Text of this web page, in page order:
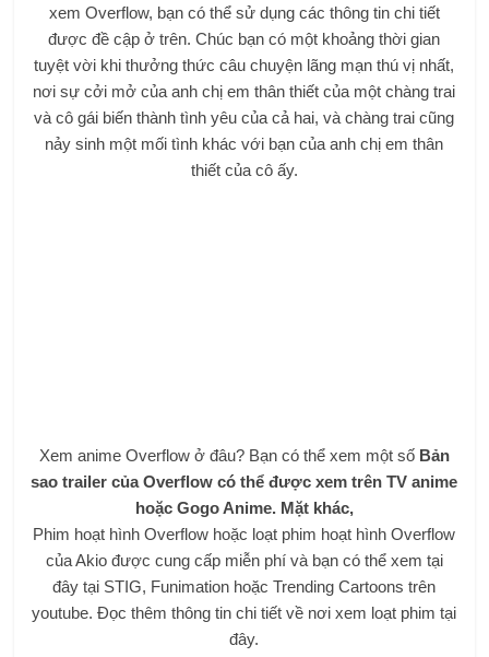
xem Overflow, bạn có thể sử dụng các thông tin chi tiết
được đề cập ở trên. Chúc bạn có một khoảng thời gian
tuyệt vời khi thưởng thức câu chuyện lãng mạn thú vị nhất,
nơi sự cởi mở của anh chị em thân thiết của một chàng trai
và cô gái biến thành tình yêu của cả hai, và chàng trai cũng
nảy sinh một mối tình khác với bạn của anh chị em thân
thiết của cô ấy.
Xem anime Overflow ở đâu? Bạn có thể xem một số Bản
sao trailer của Overflow có thể được xem trên TV anime
hoặc Gogo Anime. Mặt khác,
Phim hoạt hình Overflow hoặc loạt phim hoạt hình Overflow
của Akio được cung cấp miễn phí và bạn có thể xem tại
đây tại STIG, Funimation hoặc Trending Cartoons trên
youtube. Đọc thêm thông tin chi tiết về nơi xem loạt phim tại
đây.